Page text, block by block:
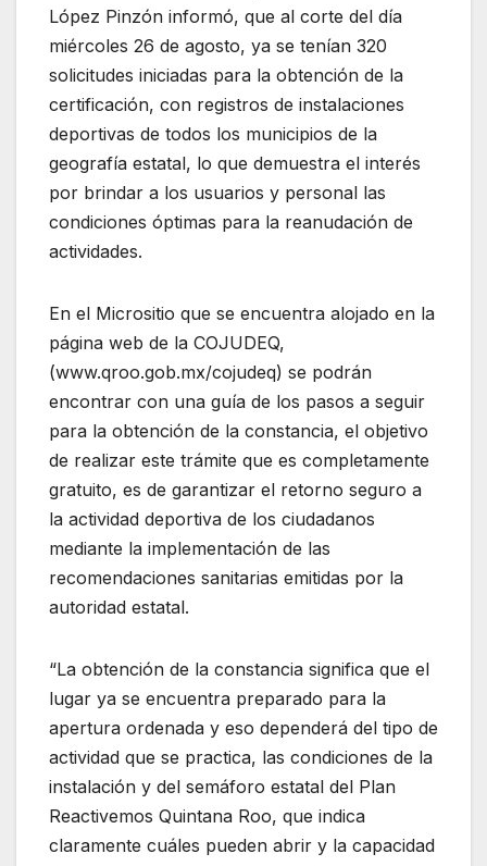
López Pinzón informó, que al corte del día
miércoles 26 de agosto, ya se tenían 320
solicitudes iniciadas para la obtención de la
certificación, con registros de instalaciones
deportivas de todos los municipios de la
geografía estatal, lo que demuestra el interés
por brindar a los usuarios y personal las
condiciones óptimas para la reanudación de
actividades.
En el Micrositio que se encuentra alojado en la
página web de la COJUDEQ,
(www.qroo.gob.mx/cojudeq) se podrán
encontrar con una guía de los pasos a seguir
para la obtención de la constancia, el objetivo
de realizar este trámite que es completamente
gratuito, es de garantizar el retorno seguro a
la actividad deportiva de los ciudadanos
mediante la implementación de las
recomendaciones sanitarias emitidas por la
autoridad estatal.
“La obtención de la constancia significa que el
lugar ya se encuentra preparado para la
apertura ordenada y eso dependerá del tipo de
actividad que se practica, las condiciones de la
instalación y del semáforo estatal del Plan
Reactivemos Quintana Roo, que indica
claramente cuáles pueden abrir y la capacidad